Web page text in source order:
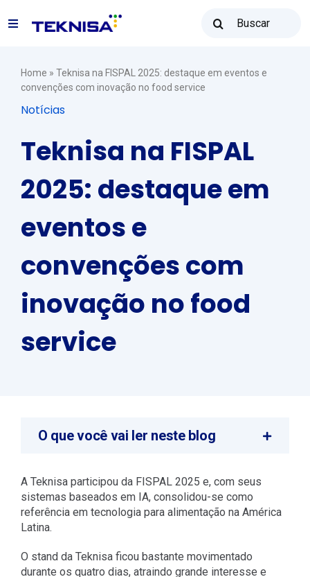
para
resultados
Toggle
Soluções
Vendas: (31) 2122-2300
Contato
Home » Teknisa na FISPAL 2025: destaque em eventos e
convenções com inovação no food service
Notícias
Teknisa na FISPAL
2025: destaque em
eventos e
convenções com
inovação no food
service
A Teknisa participou da FISPAL 2025 e, com seus
sistemas baseados em IA, consolidou-se como
referência em tecnologia para alimentação na América
Latina.
O stand da Teknisa ficou bastante movimentado
durante os quatro dias, atraindo grande interesse e
O que você vai ler neste blog